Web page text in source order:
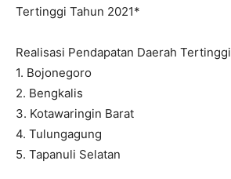
Tertinggi Tahun 2021*
Realisasi Pendapatan Daerah Tertinggi
1. Bojonegoro
2. Bengkalis
3. Kotawaringin Barat
4. Tulungagung
5. Tapanuli Selatan